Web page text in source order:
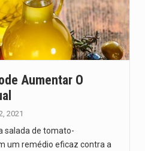
O pagamento marca o desfecho de um dos processos mais…
O programa, cuja implementação está prevista entre abril de 2026…
Aumentar O
2021
salada de tomato-
um remédio eficaz contra a